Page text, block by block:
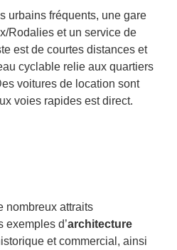
urbains fréquents, une gare
Rodalies et un service de
est de courtes distances et
cyclable relie aux quartiers
voitures de location sont
voies rapides est direct.
nombreux attraits
exemples d’architecture
et commercial, ainsi